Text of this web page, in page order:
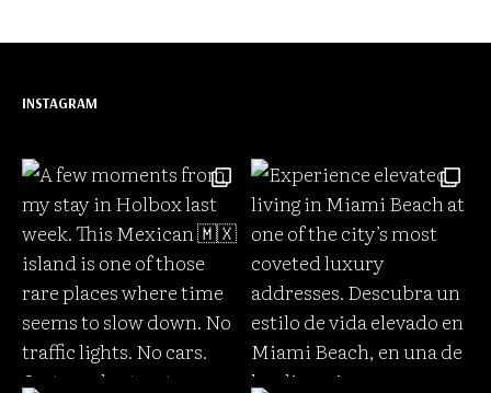
INSTAGRAM